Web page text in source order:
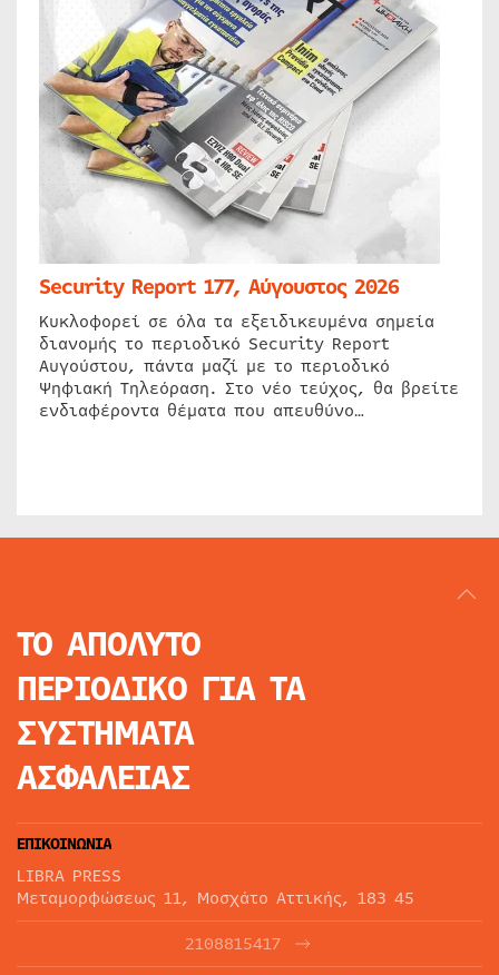
Security Report 177, Αύγουστος 2026
Κυκλοφορεί σε όλα τα εξειδικευμένα σημεία
διανομής το περιοδικό Security Report
Αυγούστου, πάντα μαζί με το περιοδικό
Ψηφιακή Τηλεόραση. Στο νέο τεύχος, θα βρείτε
ενδιαφέροντα θέματα που απευθύνο…
ΤΟ ΑΠΟΛΥΤΟ
ΠΕΡΙΟΔΙΚΟ ΓΙΑ ΤΑ
ΣΥΣΤΗΜΑΤΑ
ΑΣΦΑΛΕΙΑΣ
ΕΠΙΚΟΙΝΩΝΙΑ
LIBRA PRESS
Μεταμορφώσεως 11, Μοσχάτο Αττικής, 183 45
2108815417